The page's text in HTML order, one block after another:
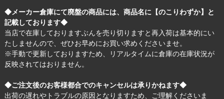
◆メーカー倉庫にて廃盤の商品には、商品名に【のこりわずか】と
記載しております◆
当店で在庫しておりますぶんを売り切りますと再入荷は基本的にい
たしませんので、ぜひお早めにお買い求めくださいませ。
※手動で更新しておりますため、リアルタイムに倉庫の在庫状況が
反映されてはおりません。
◆ご注文後のお客様都合でのキャンセルは承りかねます◆
出荷の遅れやトラブルの原因となりますため、ご理解くださいま